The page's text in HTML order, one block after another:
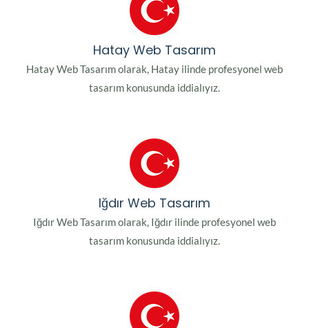
Hatay Web Tasarım
Hatay Web Tasarım olarak, Hatay ilinde profesyonel web
tasarım konusunda iddialıyız.
Iğdır Web Tasarım
Iğdır Web Tasarım olarak, Iğdır ilinde profesyonel web
tasarım konusunda iddialıyız.